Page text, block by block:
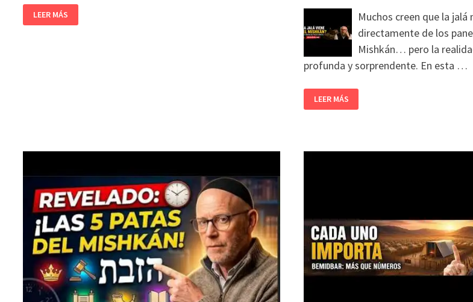
LEER MÁS
Muchos creen que la
directamente de los
Mishkán… pero la
profunda y sorprendente. En esta …
LEER MÁS